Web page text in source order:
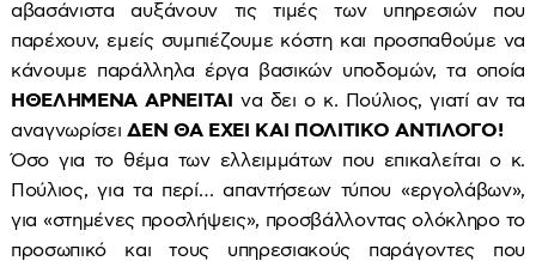
αβασάνιστα αυξάνουν τις τιμές των υπηρεσιών που
παρέχουν, εμείς συμπιέζουμε κόστη και προσπαθούμε να
κάνουμε παράλληλα έργα βασικών υποδομών, τα οποία
ΗΘΕΛΗΜΕΝΑ ΑΡΝΕΙΤΑΙ
να δει ο κ. Πούλιος, γιατί αν τα
αναγνωρίσει ΔΕΝ ΘΑ ΕΧΕΙ ΚΑΙ ΠΟΛΙΤΙΚΟ ΑΝΤΙΛΟΓΟ!
Όσο για το θέμα των ελλειμμάτων που επικαλείται ο κ.
Πούλιος, για τα περί… απαντήσεων τύπου «εργολάβων»,
για «στημένες προσλήψεις», προσβάλλοντας ολόκληρο το
προσωπικό και τους υπηρεσιακούς παράγοντες που